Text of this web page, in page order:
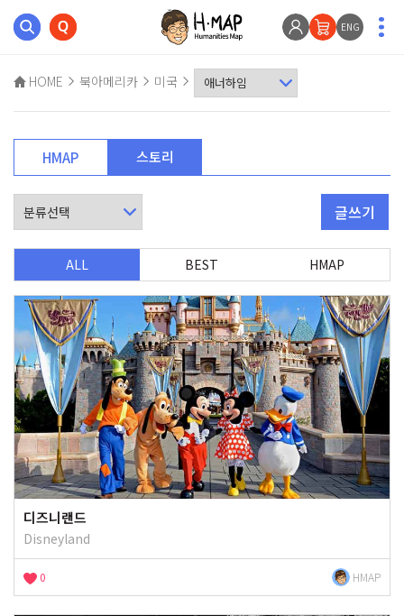
ENG
HOME 북아메리카 미국
HMAP 스토리
글쓰기
ALL BEST HMAP
디즈니랜드
Disneyland
0 HMAP